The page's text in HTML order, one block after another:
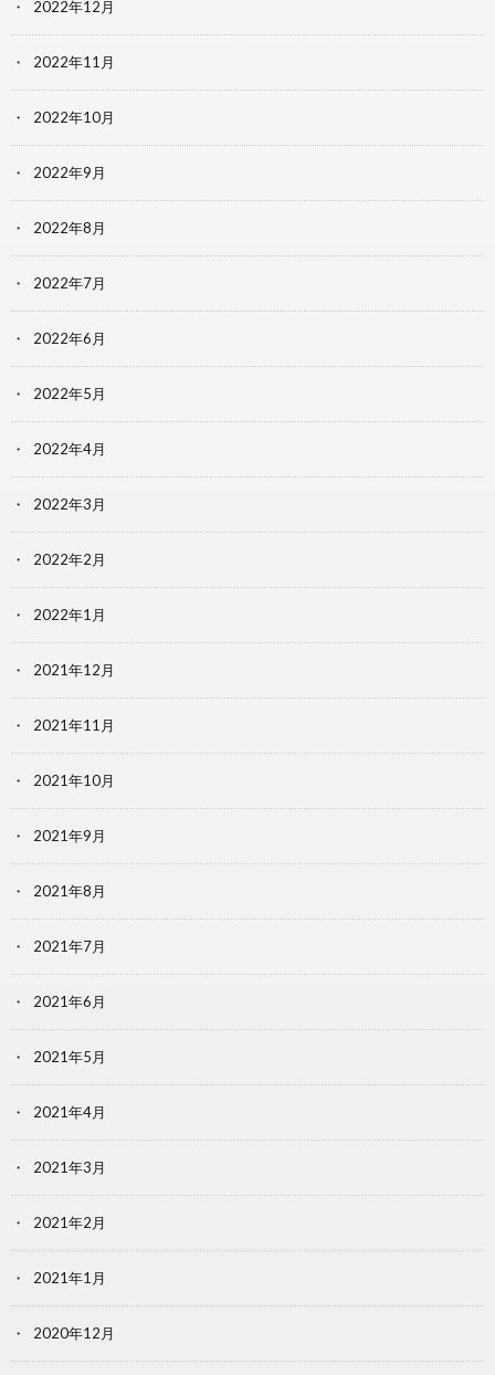
2022年12月
2022年11月
2022年10月
2022年9月
2022年8月
2022年7月
2022年6月
2022年5月
2022年4月
2022年3月
2022年2月
2022年1月
2021年12月
2021年11月
2021年10月
2021年9月
2021年8月
2021年7月
2021年6月
2021年5月
2021年4月
2021年3月
2021年2月
2021年1月
2020年12月